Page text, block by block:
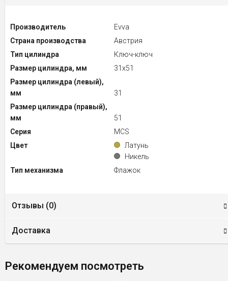
Производитель
Evva
Страна производства
Австрия
Тип цилиндра
Ключ-ключ
Размер цилиндра, мм
31x51
Размер цилиндра (левый),
мм
31
Размер цилиндра (правый),
мм
51
Серия
MCS
Цвет
Латунь
Никель
Тип механизма
Флажок
Отзывы (0)
Доставка
Рекомендуем посмотреть